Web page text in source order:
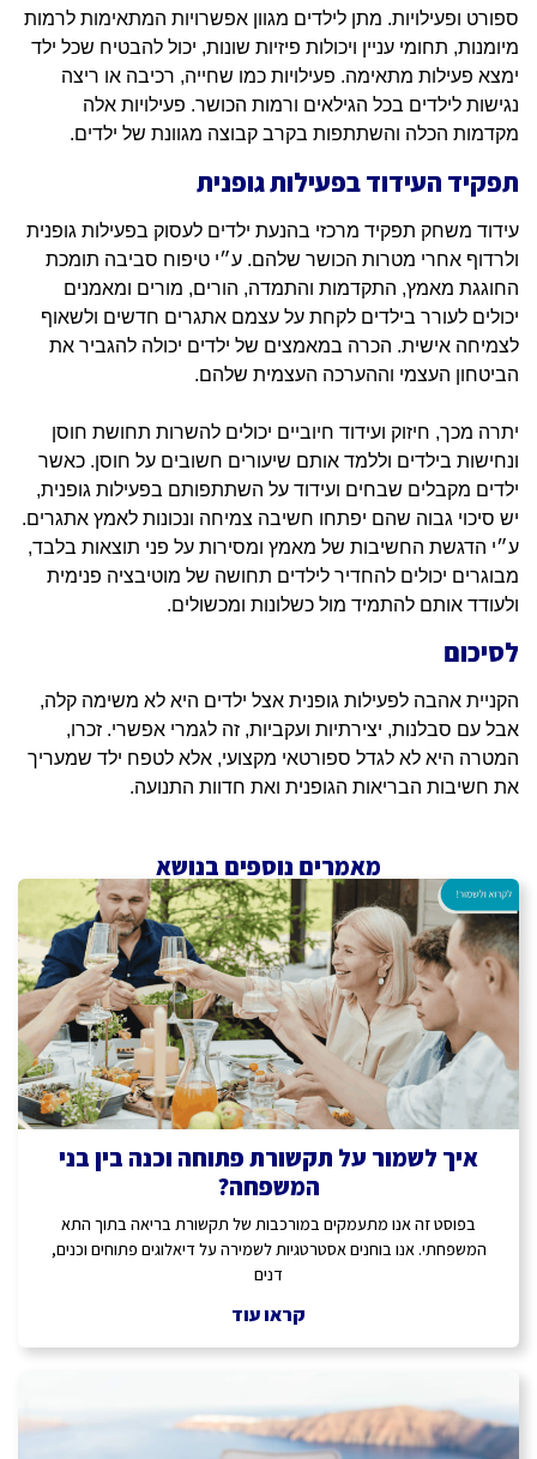
ספורט ופעילויות. מתן לילדים מגוון אפשרויות המתאימות לרמות
מיומנות, תחומי עניין ויכולות פיזיות שונות, יכול להבטיח שכל ילד
ימצא פעילות מתאימה. פעילויות כמו שחייה, רכיבה או ריצה
נגישות לילדים בכל הגילאים ורמות הכושר. פעילויות אלה
מקדמות הכלה והשתתפות בקרב קבוצה מגוונת של ילדים.
תפקיד העידוד בפעילות גופנית
עידוד משחק תפקיד מרכזי בהנעת ילדים לעסוק בפעילות גופנית
ולרדוף אחרי מטרות הכושר שלהם. ע״י טיפוח סביבה תומכת
החוגגת מאמץ, התקדמות והתמדה, הורים, מורים ומאמנים
יכולים לעורר בילדים לקחת על עצמם אתגרים חדשים ולשאוף
לצמיחה אישית. הכרה במאמצים של ילדים יכולה להגביר את
הביטחון העצמי וההערכה העצמית שלהם.
יתרה מכך, חיזוק ועידוד חיוביים יכולים להשרות תחושת חוסן
ונחישות בילדים וללמד אותם שיעורים חשובים על חוסן. כאשר
ילדים מקבלים שבחים ועידוד על השתתפותם בפעילות גופנית,
יש סיכוי גבוה שהם יפתחו חשיבה צמיחה ונכונות לאמץ אתגרים.
ע״י הדגשת החשיבות של מאמץ ומסירות על פני תוצאות בלבד,
מבוגרים יכולים להחדיר לילדים תחושה של מוטיבציה פנימית
ולעודד אותם להתמיד מול כשלונות ומכשולים.
לסיכום
הקניית אהבה לפעילות גופנית אצל ילדים היא לא משימה קלה,
אבל עם סבלנות, יצירתיות ועקביות, זה לגמרי אפשרי. זכרו,
המטרה היא לא לגדל ספורטאי מקצועי, אלא לטפח ילד שמעריך
את חשיבות הבריאות הגופנית ואת חדוות התנועה.
מאמרים נוספים בנושא
איך לשמור על תקשורת פתוחה וכנה בין בני
המשפחה?
בפוסט זה אנו מתעמקים במורכבות של תקשורת בריאה בתוך התא
המשפחתי. אנו בוחנים אסטרטגיות לשמירה על דיאלוגים פתוחים וכנים,
דנים
קראו עוד